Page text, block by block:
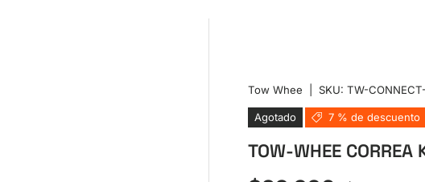
Tow Whee SKU: TW-
Agotado 7 % de descuento
TOW-WHEE CORREA